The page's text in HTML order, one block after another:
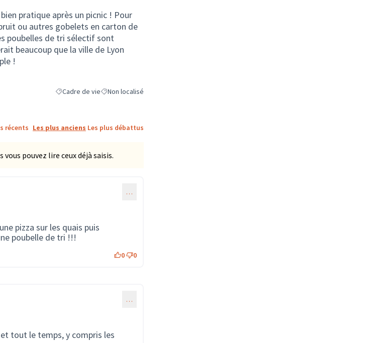
pratique après un picnic ! Pour
ou autres gobelets en carton de
poubelles de tri sélectif sont
beaucoup que la ville de Lyon
!
Filtrer les résultats de la catégorie : Cadre de vie
Cadre de vieFiltrer les résultats pour la localisation : Non localisé
Non localisé
récents Les plus anciens Les plus débattus
pouvez lire ceux déjà saisis.
…
pizza sur les quais puis
poubelle de tri !!!
0 0
…
tout le temps, y compris les